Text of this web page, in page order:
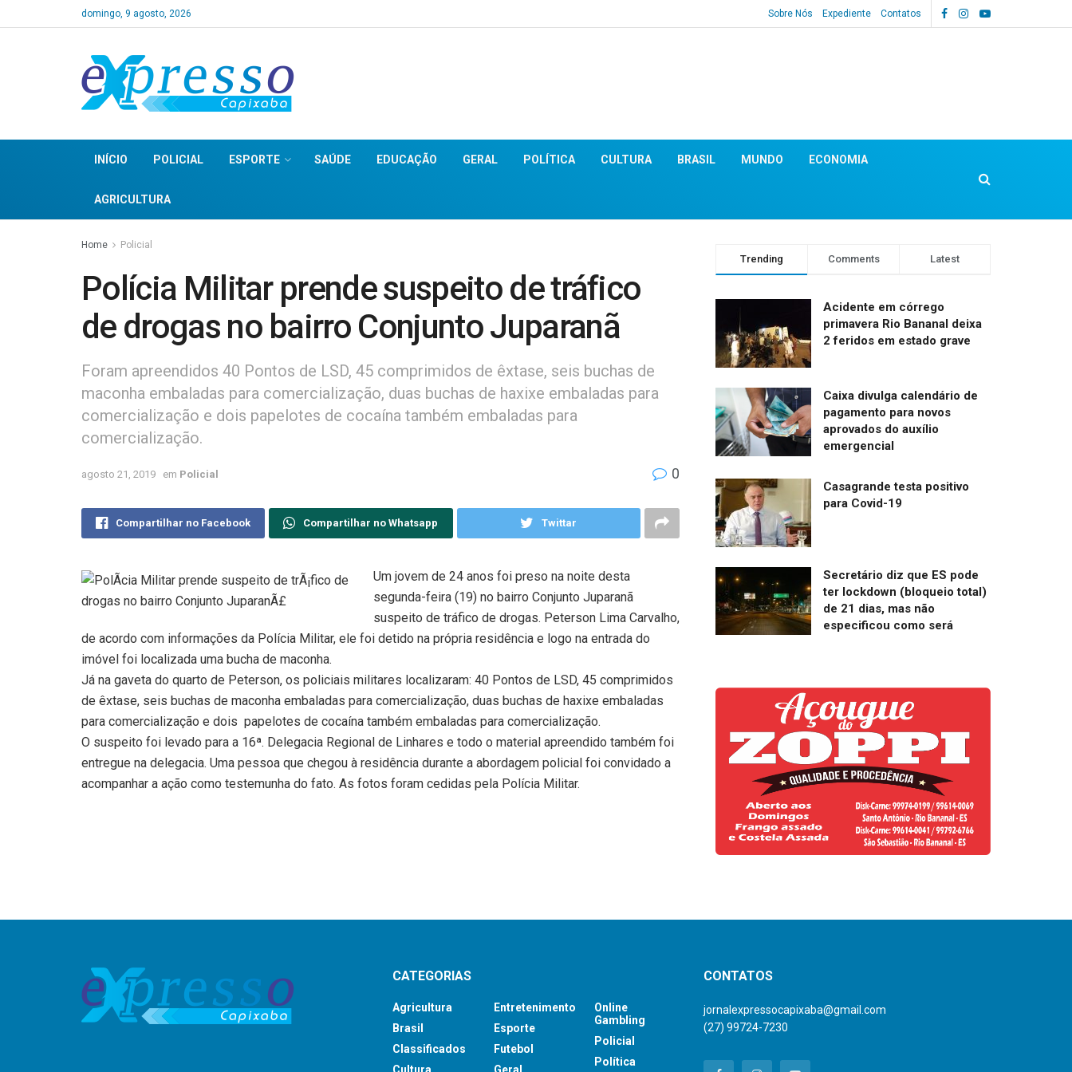
domingo, 9 agosto, 2026 Sobre Nós Expediente Contatos
INÍCIO POLICIAL ESPORTE SAÚDE EDUCAÇÃO GERAL POLÍTICA CULTURA BRASIL MUNDO ECONOMIA
AGRICULTURA
Home Policial
Polícia Militar prende suspeito de tráfico
de drogas no bairro Conjunto Juparanã
Foram apreendidos 40 Pontos de LSD, 45 comprimidos de êxtase, seis buchas de
maconha embaladas para comercialização, duas buchas de haxixe embaladas para
comercialização e dois papelotes de cocaína também embaladas para
comercialização.
agosto 21, 2019 em Policial 0
Compartilhar no Facebook Compartilhar no Whatsapp Twittar
Um jovem de 24 anos foi preso na noite desta
segunda-feira (19) no bairro Conjunto Juparanã
suspeito de tráfico de drogas. Peterson Lima Carvalho,
de acordo com informações da Polícia Militar, ele foi detido na própria residência e logo na entrada do
imóvel foi localizada uma bucha de maconha.
Já na gaveta do quarto de Peterson, os policiais militares localizaram: 40 Pontos de LSD, 45 comprimidos
de êxtase, seis buchas de maconha embaladas para comercialização, duas buchas de haxixe embaladas
para comercialização e dois papelotes de cocaína também embaladas para comercialização.
O suspeito foi levado para a 16ª. Delegacia Regional de Linhares e todo o material apreendido também foi
entregue na delegacia. Uma pessoa que chegou à residência durante a abordagem policial foi convidado a
acompanhar a ação como testemunha do fato. As fotos foram cedidas pela Polícia Militar.
Trending Comments Latest
Acidente em córrego
primavera Rio Bananal deixa
2 feridos em estado grave
Caixa divulga calendário de
pagamento para novos
aprovados do auxílio
emergencial
Casagrande testa positivo
para Covid-19
Secretário diz que ES pode
ter lockdown (bloqueio total)
de 21 dias, mas não
especificou como será
CATEGORIAS
Agricultura
Brasil
Classificados
Entretenimento
Esporte
Futebol
Online
Gambling
Policial
Política
CONTATOS
jornalexpressocapixaba@gmail.com
(27) 99724-7230